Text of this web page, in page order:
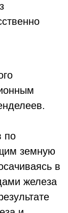
по
земную
в
железа